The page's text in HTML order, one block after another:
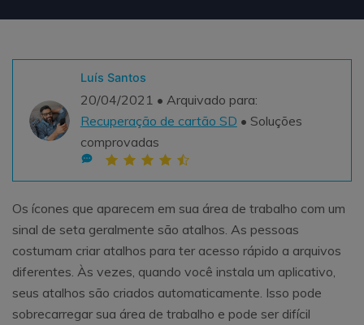
Recoverit Grátis
Recupere dados perdidos/excluídos gratuitamente
Outros Produtos
Repairit - Reparar Dados
UBackit - Backup de Dados
Teste Online
Luís Santos
20/04/2021 • Arquivado para:
Recuperação de cartão SD • Soluções
comprovadas
Os ícones que aparecem em sua área de trabalho com um
sinal de seta geralmente são atalhos. As pessoas
costumam criar atalhos para ter acesso rápido a arquivos
diferentes. Às vezes, quando você instala um aplicativo,
seus atalhos são criados automaticamente. Isso pode
sobrecarregar sua área de trabalho e pode ser difícil